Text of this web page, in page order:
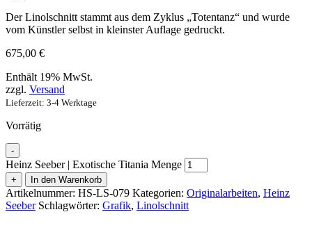
Der Linolschnitt stammt aus dem Zyklus „Totentanz“ und wurde
vom Künstler selbst in kleinster Auflage gedruckt.
675,00 €
Enthält 19% MwSt.
zzgl. Versand
Lieferzeit: 3-4 Werktage
Vorrätig
-
Heinz Seeber | Exotische Titania Menge
+ In den Warenkorb
Artikelnummer: HS-LS-079 Kategorien: Originalarbeiten, Heinz
Seeber Schlagwörter: Grafik, Linolschnitt